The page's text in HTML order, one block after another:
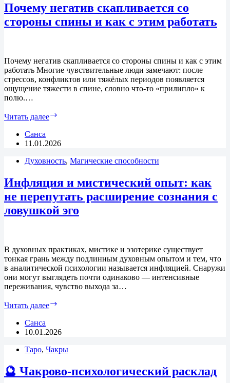
Почему негатив скапливается со
стороны спины и как с этим работать
Почему негатив скапливается со стороны спины и как с этим
работать Многие чувствительные люди замечают: после
стрессов, конфликтов или тяжёлых периодов появляется
ощущение тяжести в спине, словно что-то «прилипло» к
полю.…
Читать далее
со
спины
как
с
этим
работать
Санса
11.01.2026
Духовность, Магические способности
Инфляция и мистический опыт: как
не перепутать расширение сознания с
ловушкой эго
В духовных практиках, мистике и эзотерике существует
тонкая грань между подлинным духовным опытом и тем, что
в аналитической психологии называется инфляцией. Снаружи
они могут выглядеть почти одинаково — интенсивные
переживания, чувство выхода за…
Читать далее
опыт:
не
расширение
сознания
Санса
10.01.2026
Таро, Чакры
🔮 Чакрово-психологический расклад